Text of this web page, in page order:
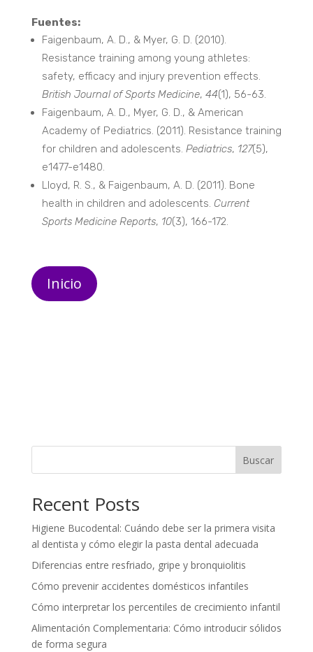
Fuentes:
Faigenbaum, A. D., & Myer, G. D. (2010).
Resistance training among young athletes:
safety, efficacy and injury prevention effects.
British Journal of Sports Medicine, 44(1), 56-63.
Faigenbaum, A. D., Myer, G. D., & American
Academy of Pediatrics. (2011). Resistance training
for children and adolescents. Pediatrics, 127(5),
e1477-e1480.
Lloyd, R. S., & Faigenbaum, A. D. (2011). Bone
health in children and adolescents. Current
Sports Medicine Reports, 10(3), 166-172.
Inicio
Buscar
Recent Posts
Higiene Bucodental: Cuándo debe ser la primera visita
al dentista y cómo elegir la pasta dental adecuada
Diferencias entre resfriado, gripe y bronquiolitis
Cómo prevenir accidentes domésticos infantiles
Cómo interpretar los percentiles de crecimiento infantil
Alimentación Complementaria: Cómo introducir sólidos
de forma segura